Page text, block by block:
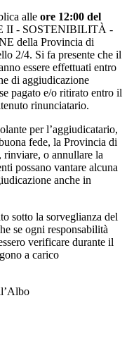
alle ore 12:00 del
II - SOSTENIBILITÀ -
della Provincia di
2/4. Si fa presente che il
essere effettuati entro
di aggiudicazione
pagato e/o ritirato entro il
rinunciatario.
per l’aggiudicatario,
fede, la Provincia di
rinviare, o annullare la
possano vantare alcuna
anche in
sotto la sorveglianza del
se ogni responsabilità
verificare durante il
a carico